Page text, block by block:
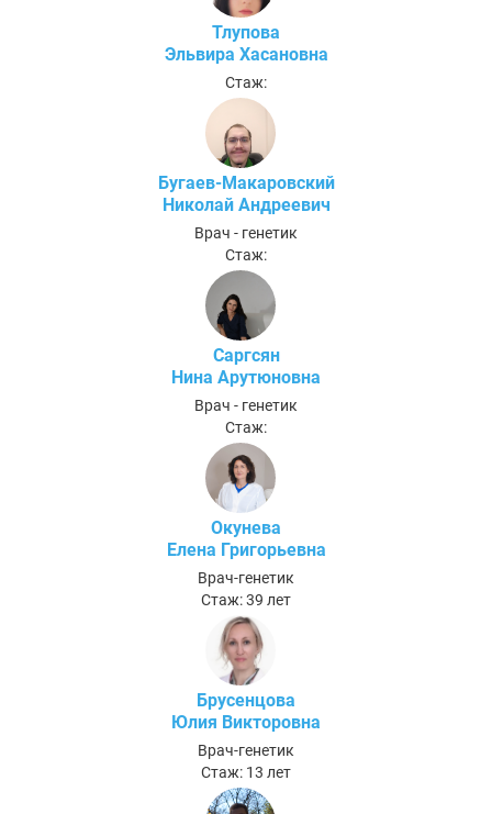
Тлупова
Эльвира Хасановна
Стаж:
Бугаев-Макаровский
Николай Андреевич
Врач - генетик
Стаж:
Саргсян
Нина Арутюновна
Врач - генетик
Стаж:
Окунева
Елена Григорьевна
Врач-генетик
Стаж: 39 лет
Брусенцова
Юлия Викторовна
Врач-генетик
Стаж: 13 лет